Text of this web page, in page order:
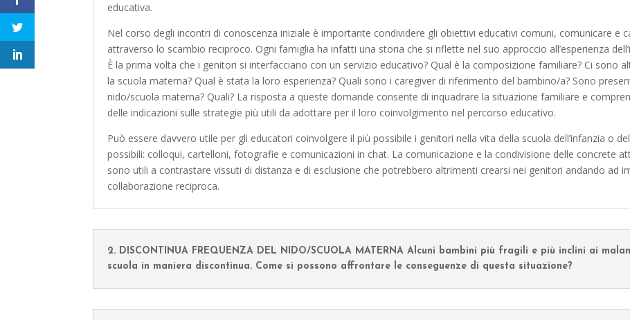
educativa.
Nel corso degli incontri di conoscenza iniziale è importante condividere gli obiettivi educativi comuni, comunicare e
attraverso lo scambio reciproco. Ogni famiglia ha infatti una storia che si riflette nel suo approccio all’esperienza
È la prima volta che i genitori si interfacciano con un servizio educativo? Qual è la composizione familiare? Ci sono
la scuola materna? Qual è stata la loro esperienza? Quali sono i caregiver di riferimento del bambino/a? Sono
nido/scuola materna? Quali? La risposta a queste domande consente di inquadrare la situazione familiare e
delle indicazioni sulle strategie più utili da adottare per il loro coinvolgimento nel percorso educativo.
Può essere davvero utile per gli educatori coinvolgere il più possibile i genitori nella vita della scuola dell’infanzia o
possibili: colloqui, cartelloni, fotografie e comunicazioni in chat. La comunicazione e la condivisione delle concrete
sono utili a contrastare vissuti di distanza e di esclusione che potrebbero altrimenti crearsi nei genitori andando ad
collaborazione reciproca.
2. DISCONTINUA FREQUENZA DEL NIDO/SCUOLA MATERNA Alcuni bambini più fragili e più inclini ai
scuola in maniera discontinua. Come si possono affrontare le conseguenze di questa situazione?